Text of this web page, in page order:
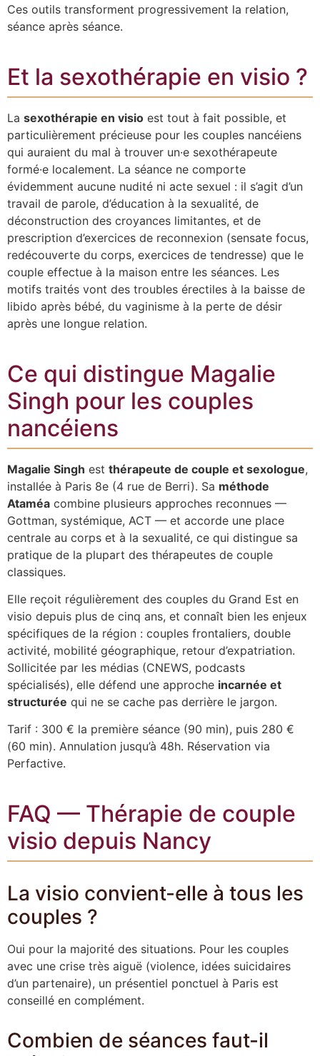
Ces outils transforment progressivement la relation,
séance après séance.
Et la sexothérapie en visio ?
La sexothérapie en visio est tout à fait possible, et
particulièrement précieuse pour les couples nancéiens
qui auraient du mal à trouver un·e sexothérapeute
formé·e localement. La séance ne comporte
évidemment aucune nudité ni acte sexuel : il s’agit d’un
travail de parole, d’éducation à la sexualité, de
déconstruction des croyances limitantes, et de
prescription d’exercices de reconnexion (sensate focus,
redécouverte du corps, exercices de tendresse) que le
couple effectue à la maison entre les séances. Les
motifs traités vont des troubles érectiles à la baisse de
libido après bébé, du vaginisme à la perte de désir
après une longue relation.
Ce qui distingue Magalie
Singh pour les couples
nancéiens
Magalie Singh est thérapeute de couple et sexologue,
installée à Paris 8e (4 rue de Berri). Sa méthode
Ataméa combine plusieurs approches reconnues —
Gottman, systémique, ACT — et accorde une place
centrale au corps et à la sexualité, ce qui distingue sa
pratique de la plupart des thérapeutes de couple
classiques.
Elle reçoit régulièrement des couples du Grand Est en
visio depuis plus de cinq ans, et connaît bien les enjeux
spécifiques de la région : couples frontaliers, double
activité, mobilité géographique, retour d’expatriation.
Sollicitée par les médias (CNEWS, podcasts
spécialisés), elle défend une approche incarnée et
structurée qui ne se cache pas derrière le jargon.
Tarif : 300 € la première séance (90 min), puis 280 €
(60 min). Annulation jusqu’à 48h. Réservation via
Perfactive.
FAQ — Thérapie de couple
visio depuis Nancy
La visio convient-elle à tous les
couples ?
Oui pour la majorité des situations. Pour les couples
avec une crise très aiguë (violence, idées suicidaires
d’un partenaire), un présentiel ponctuel à Paris est
conseillé en complément.
Combien de séances faut-il